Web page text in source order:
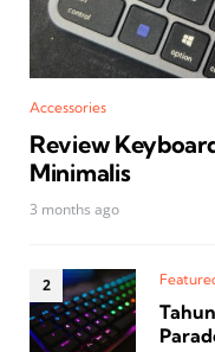
Accessories
Review
Minimalis
3 months ago